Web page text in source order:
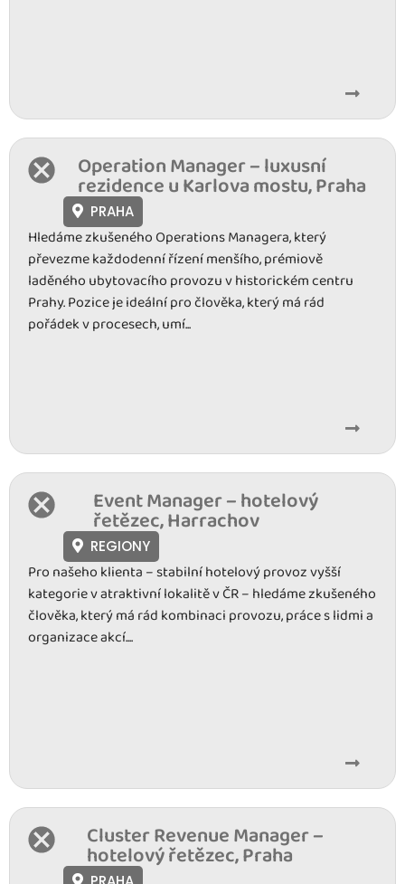
Operation Manager – luxusní
rezidence u Karlova mostu, Praha
PRAHA
Hledáme zkušeného Operations Managera, který
převezme každodenní řízení menšího, prémiově
laděného ubytovacího provozu v historickém centru
Prahy. Pozice je ideální pro člověka, který má rád
pořádek v procesech, umí...
Event Manager – hotelový
řetězec, Harrachov
REGIONY
Pro našeho klienta – stabilní hotelový provoz vyšší
kategorie v atraktivní lokalitě v ČR – hledáme zkušeného
člověka, který má rád kombinaci provozu, práce s lidmi a
organizace akcí....
Cluster Revenue Manager –
hotelový řetězec, Praha